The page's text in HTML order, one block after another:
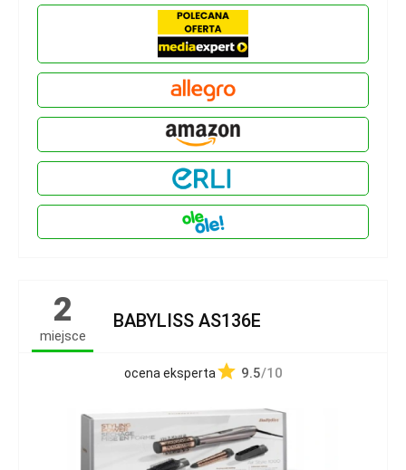
2
miejsce
BABYLISS AS136E
ocena eksperta 9.5/10